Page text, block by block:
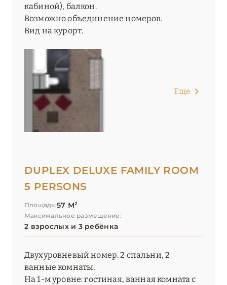
кабиной), балкон.
Возможно объединение номеров.
Вид на курорт.
Еще
DUPLEX DELUXE FAMILY ROOM
5 PERSONS
Площадь:57 М²
Максимальное размещение:
2 взрослых и 3 ребёнка
Двухуровневый номер. 2 спальни, 2
ванные комнаты.
На 1-м уровне: гостиная, ванная комната с